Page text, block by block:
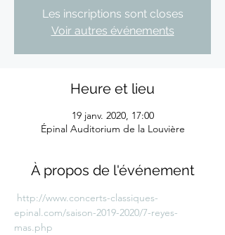
Les inscriptions sont closes
Voir autres événements
Heure et lieu
19 janv. 2020, 17:00
Épinal Auditorium de la Louvière
À propos de l'événement
http://www.concerts-classiques-
epinal.com/saison-2019-2020/7-reyes-
mas.php